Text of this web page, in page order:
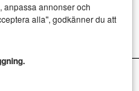
anpassa annonser och
alla", godkänner du att